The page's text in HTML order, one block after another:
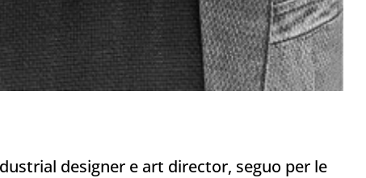
designer e art director, seguo per le